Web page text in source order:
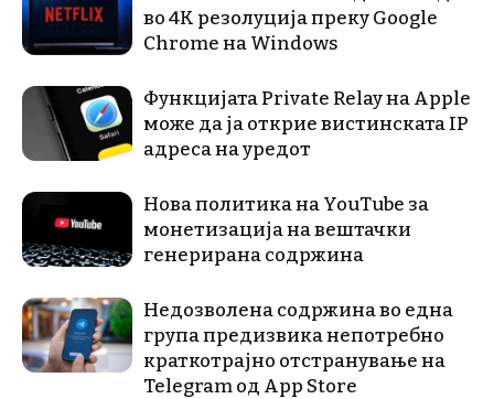
во 4K резолуција преку Google
Chrome на Windows
Функцијата Private Relay на Apple
може да ја открие вистинската IP
адреса на уредот
Нова политика на YouTube за
монетизација на вештачки
генерирана содржина
Недозволена содржина во една
група предизвика непотребно
краткотрајно отстранување на
Telegram од App Store